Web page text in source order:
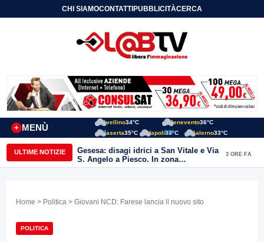
CHI SIAMOCONTATTIPUBBLICITÀCERCA
MENÙ
+
Avellino34°C Benevento36°C
Caserta35°C Napoli33°C Salerno33°C
ULTIME NOTIZIE
Gesesa: disagi idrici a San Vitale e Via
S. Angelo a Piesco. In zona
posizionata l’autobotte
3 ORE FA
Home > Politica > Giovani NCD: Farese lancia il nuovo sito
POLITICA